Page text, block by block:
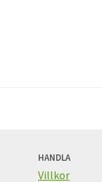
HANDLA
Villkor